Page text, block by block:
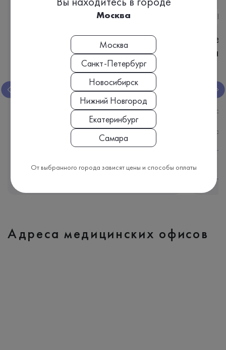
Чекап работы
поджелудочной железы
Кал
Срок исполнения: 14 дней
4 390 ₽
Подробнее
Адреса медицинских офисов
Москва
Москва
Санкт-Петербург
Новосибирск
Нижний Новгород
Екатеринбург
Самара
От выбранного города зависят цены и способы оплаты